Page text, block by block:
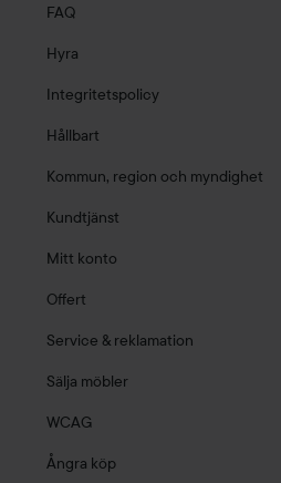
FAQ
Hyra
Integritetspolicy
Hållbart
Kommun, region och myndighet
Kundtjänst
Mitt konto
Offert
Service & reklamation
Sälja möbler
WCAG
Ångra köp